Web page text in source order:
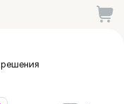
решения